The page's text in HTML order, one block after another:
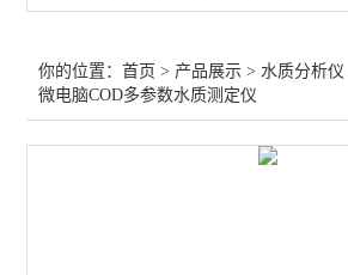
盐浓度测定仪
你的位置：首页 > 产品展示 >水质分析仪
微电脑COD多参数水质测定仪